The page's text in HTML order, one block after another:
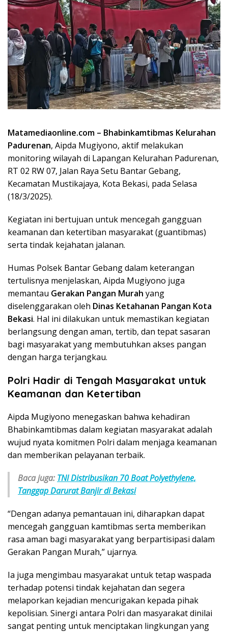
Matamediaonline.com – Bhabinkamtibmas Kelurahan
Padurenan, Aipda Mugiyono, aktif melakukan
monitoring wilayah di Lapangan Kelurahan Padurenan,
RT 02 RW 07, Jalan Raya Setu Bantar Gebang,
Kecamatan Mustikajaya, Kota Bekasi, pada Selasa
(18/3/2025).
Kegiatan ini bertujuan untuk mencegah gangguan
keamanan dan ketertiban masyarakat (guantibmas)
serta tindak kejahatan jalanan.
Humas Polsek Bantar Gebang dalam keterangan
tertulisnya menjelaskan, Aipda Mugiyono juga
memantau Gerakan Pangan Murah yang
diselenggarakan oleh Dinas Ketahanan Pangan Kota
Bekasi. Hal ini dilakukan untuk memastikan kegiatan
berlangsung dengan aman, tertib, dan tepat sasaran
bagi masyarakat yang membutuhkan akses pangan
dengan harga terjangkau.
Polri Hadir di Tengah Masyarakat untuk
Keamanan dan Ketertiban
Aipda Mugiyono menegaskan bahwa kehadiran
Bhabinkamtibmas dalam kegiatan masyarakat adalah
wujud nyata komitmen Polri dalam menjaga keamanan
dan memberikan pelayanan terbaik.
Baca juga: TNI Distribusikan 70 Boat Polyethylene,
Tanggap Darurat Banjir di Bekasi
“Dengan adanya pemantauan ini, diharapkan dapat
mencegah gangguan kamtibmas serta memberikan
rasa aman bagi masyarakat yang berpartisipasi dalam
Gerakan Pangan Murah,” ujarnya.
Ia juga mengimbau masyarakat untuk tetap waspada
terhadap potensi tindak kejahatan dan segera
melaporkan kejadian mencurigakan kepada pihak
kepolisian. Sinergi antara Polri dan masyarakat dinilai
sangat penting untuk menciptakan lingkungan yang